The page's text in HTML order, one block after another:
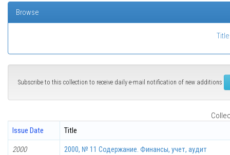
Browse
Title
Subscribe to this collection to receive daily e-mail notification of new additions
Issue Date
Title
2000 2000, № 11 Содержание. Финансы, учет, аудит